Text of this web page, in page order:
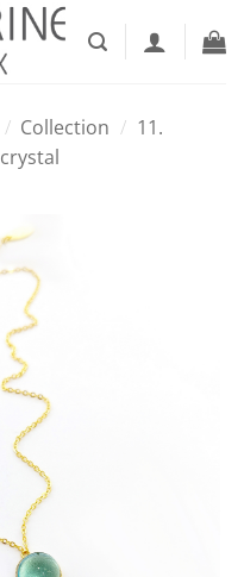
/ Collection / 11.